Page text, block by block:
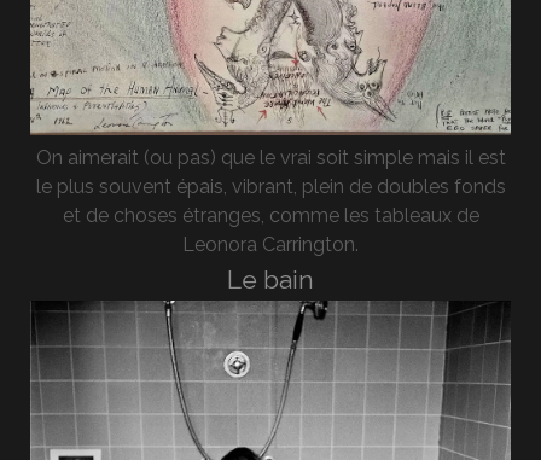
On aimerait (ou pas) que le vrai soit simple mais il est
le plus souvent épais, vibrant, plein de doubles fonds
et de choses étranges, comme les tableaux de
Leonora Carrington.
Le bain